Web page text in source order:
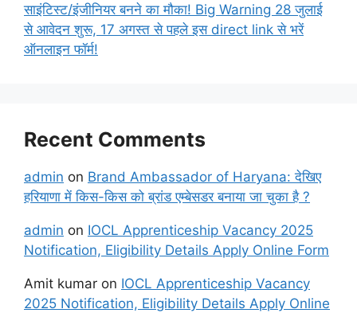
साइंटिस्ट/इंजीनियर बनने का मौका! Big Warning 28 जुलाई
से आवेदन शुरू, 17 अगस्त से पहले इस direct link से भरें
ऑनलाइन फॉर्म!
Recent Comments
admin on Brand Ambassador of Haryana: देखिए
हरियाणा में किस-किस को ब्रांड एम्बेसडर बनाया जा चुका है ?
admin on IOCL Apprenticeship Vacancy 2025
Notification, Eligibility Details Apply Online Form
Amit kumar on IOCL Apprenticeship Vacancy
2025 Notification, Eligibility Details Apply Online